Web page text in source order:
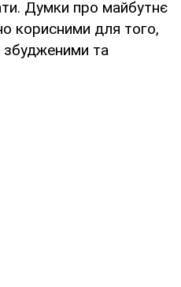
Думки про майбутнє
корисними для того,
збудженими та